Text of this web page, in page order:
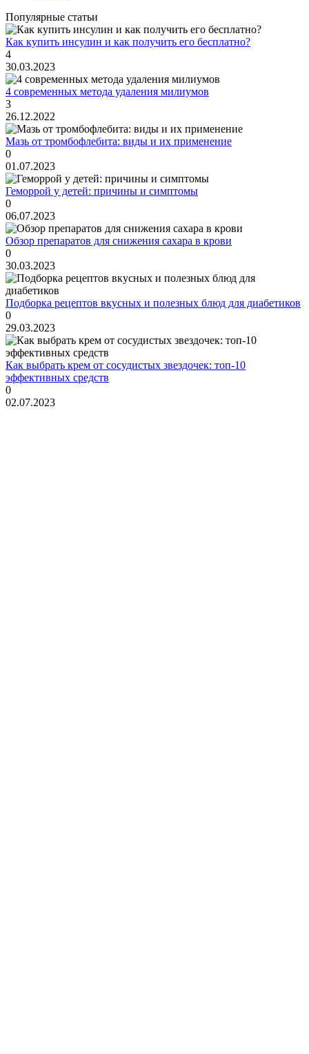
Популярные статьи
Как купить инсулин и как получить его бесплатно?
4
30.03.2023
4 современных метода удаления милиумов
3
26.12.2022
Мазь от тромбофлебита: виды и их применение
0
01.07.2023
Геморрой у детей: причины и симптомы
0
06.07.2023
Обзор препаратов для снижения сахара в крови
0
30.03.2023
Подборка рецептов вкусных и полезных блюд для диабетиков
0
29.03.2023
Как выбрать крем от сосудистых звездочек: топ-10
эффективных средств
0
02.07.2023